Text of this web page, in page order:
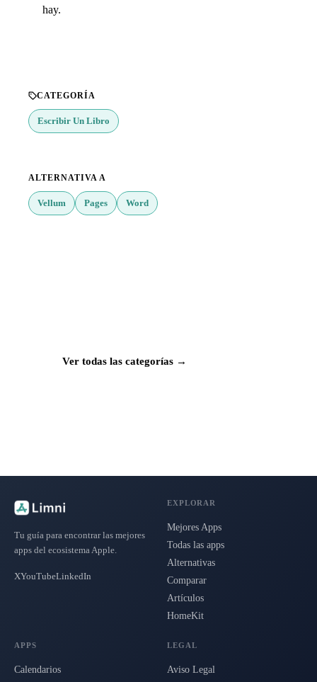
hay.
CATEGORÍA
Escribir Un Libro
ALTERNATIVA A
Vellum Pages Word
Ver todas las categorías →
Tu guía para encontrar las mejores
apps del ecosistema Apple.
XYouTubeLinkedIn
EXPLORAR
Mejores Apps
Todas las apps
Alternativas
Comparar
Artículos
HomeKit
APPS
Calendarios
LEGAL
Aviso Legal